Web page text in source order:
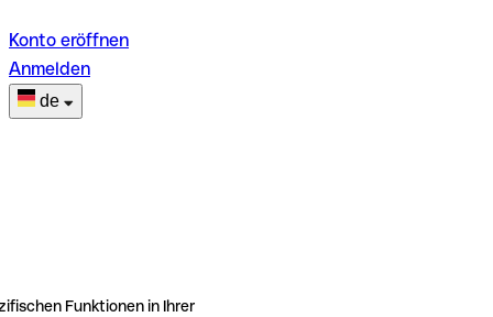
Konto eröffnen
Anmelden
de
Funktionen in Ihrer